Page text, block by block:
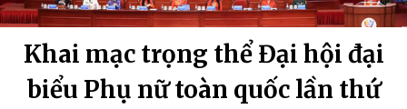
Khai mạc trọng thể Đại hội đại
biểu Phụ nữ toàn quốc lần thứ